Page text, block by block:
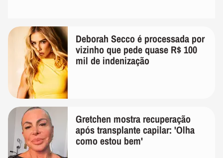
Deborah Secco é processada por
vizinho que pede quase R$ 100
mil de indenização
Gretchen mostra recuperação
após transplante capilar: 'Olha
como estou bem'